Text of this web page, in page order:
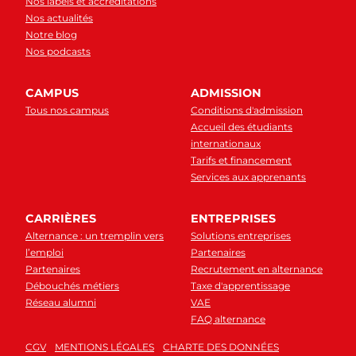
Nos actualités
Notre blog
Nos podcasts
CAMPUS
Tous nos campus
ADMISSION
Conditions d'admission
Accueil des étudiants
internationaux
Tarifs et financement
Services aux apprenants
CARRIÈRES
Alternance : un tremplin vers
l’emploi
Partenaires
Débouchés métiers
Réseau alumni
ENTREPRISES
Solutions entreprises
Partenaires
Recrutement en alternance
Taxe d'apprentissage
VAE
FAQ alternance
CGV MENTIONS LÉGALES
CHARTE DES DONNÉES